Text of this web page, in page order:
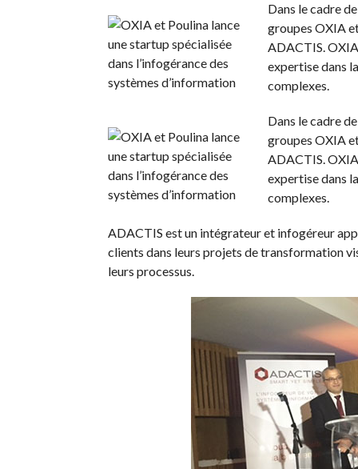
Dans le cadre
groupes OXIA
ADACTIS.
expertise dans
complexes.
Dans le cadre
groupes OXIA
ADACTIS.
expertise dans
complexes.
ADACTIS est un intégrateur et infogéreur
clients dans leurs projets de transformation
leurs processus.